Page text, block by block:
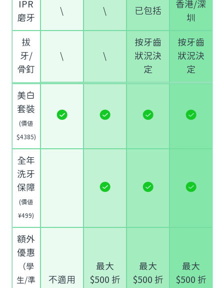
IPR
磨牙
\ \ 已包括
香港/深
圳
拔
牙/
骨釘
\ \
按牙齒
狀況決
定
按牙齒
狀況決
定
美白
套裝
(價值
$4385)
全年
洗牙
保障
(價值
¥499)
額外
優惠
（學
生/準
不適用
最大
$500 折
最大
$500 折
最大
$500 折